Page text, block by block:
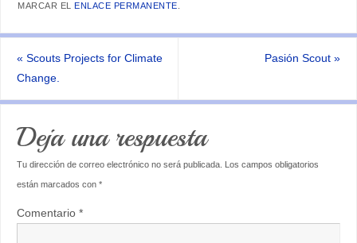
MARCAR EL ENLACE PERMANENTE
« Scouts Projects for Climate
Change.
Pasión Scout »
Deja una respuesta
Tu dirección de correo electrónico no será publicada. Los campos obligatorios
están marcados con*
Comentario*